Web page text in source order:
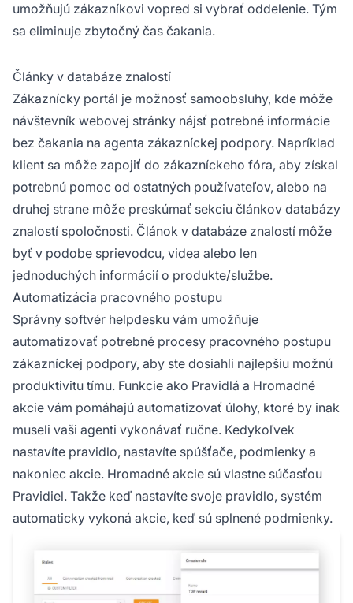
umožňujú zákazníkovi vopred si vybrať oddelenie. Tým
sa eliminuje zbytočný čas čakania.
Články v databáze znalostí
Zákaznícky portál je možnosť samoobsluhy, kde môže
návštevník webovej stránky nájsť potrebné informácie
bez čakania na agenta zákazníckej podpory. Napríklad
klient sa môže zapojiť do zákazníckeho fóra, aby získal
potrebnú pomoc od ostatných používateľov, alebo na
druhej strane môže preskúmať sekciu článkov databázy
znalostí spoločnosti. Článok v databáze znalostí môže
byť v podobe sprievodcu, videa alebo len
jednoduchých informácií o produkte/službe.
Automatizácia pracovného postupu
Správny softvér helpdesku vám umožňuje
automatizovať potrebné procesy pracovného postupu
zákazníckej podpory, aby ste dosiahli najlepšiu možnú
produktivitu tímu. Funkcie ako Pravidlá a Hromadné
akcie vám pomáhajú automatizovať úlohy, ktoré by inak
museli vaši agenti vykonávať ručne. Kedykoľvek
nastavíte pravidlo, nastavíte spúšťače, podmienky a
nakoniec akcie. Hromadné akcie sú vlastne súčasťou
Pravidiel. Takže keď nastavíte svoje pravidlo, systém
automaticky vykoná akcie, keď sú splnené podmienky.